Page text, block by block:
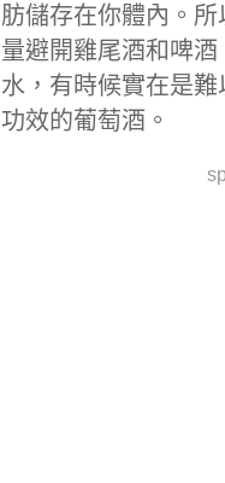
肪儲存在你體內。
量避開雞尾酒和啤
水，有時候實在是
功效的葡萄酒。